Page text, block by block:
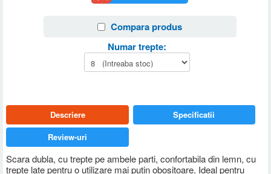
Compara produs
Numar trepte:
Descriere
Scara dubla, cu trepte pe ambele parti, confortabila din lemn, cu
trepte late pentru o utilizare mai putin obositoare. Ideal pentru
Specificatii
Review-uri